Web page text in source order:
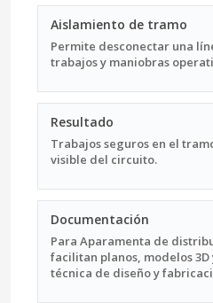
Aislamiento de tramo
Permite desconectar una
trabajos y maniobras
Resultado
Trabajos seguros en el
visible del circuito.
Documentación
Para Aparamenta de
facilitan planos, modelos
técnica de diseño y